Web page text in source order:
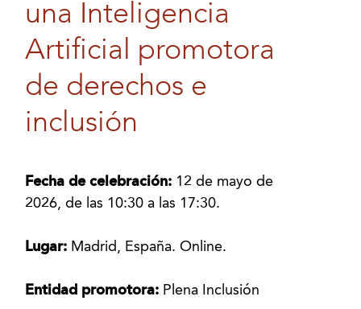
una Inteligencia
Artificial promotora
de derechos e
inclusión
Fecha de celebración: 12 de mayo de
2026, de las 10:30 a las 17:30.
Lugar: Madrid, España. Online.
Entidad promotora: Plena Inclusión